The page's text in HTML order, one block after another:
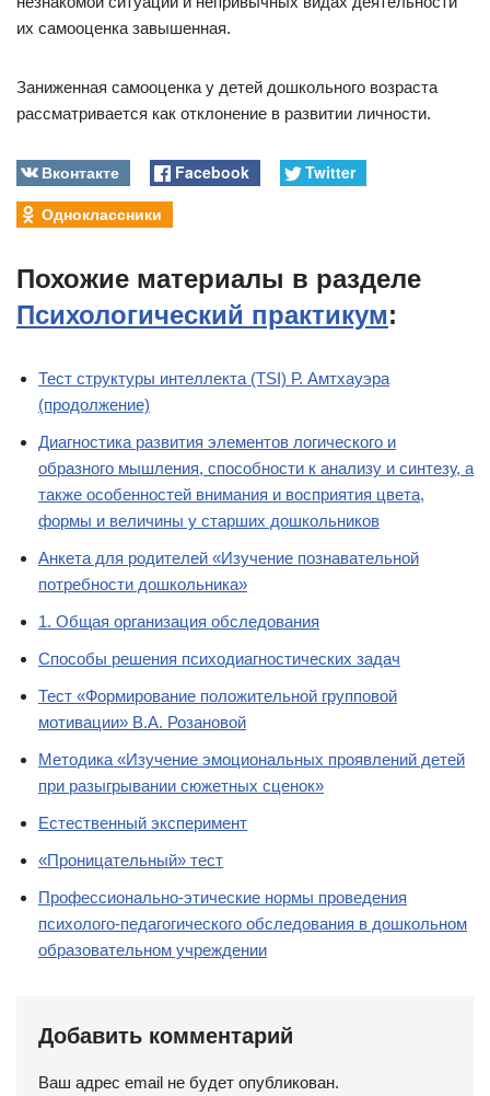
их самооценка завышенная.
Заниженная самооценка у детей дошкольного возраста
рассматривается как отклонение в развитии личности.
Вконтакте Facebook
Twitter
Одноклассники
Похожие материалы в разделе
Психологический практикум:
Тест структуры интеллекта (TSI) Р. Амтхауэра
(продолжение)
Диагностика развития элементов логического и
образного мышления, способности к анализу и синтезу, а
также особенностей внимания и восприятия цвета,
формы и величины у старших дошкольников
Анкета для родителей «Изучение познавательной
потребности дошкольника»
1. Общая организация обследования
Способы решения психодиагностических задач
Тест «Формирование положительной групповой
мотивации» В.А. Розановой
Методика «Изучение эмоциональных проявлений детей
при разыгрывании сюжетных сценок»
Естественный эксперимент
«Проницательный» тест
Профессионально-этические нормы проведения
психолого-педагогического обследования в дошкольном
образовательном учреждении
Добавить комментарий
Ваш адрес email не будет опубликован.